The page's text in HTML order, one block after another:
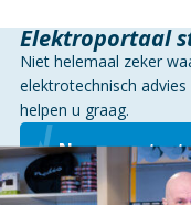
Elektroportaal
Niet helemaal zeker
elektrotechnisch
helpen u graag.
Neem contact